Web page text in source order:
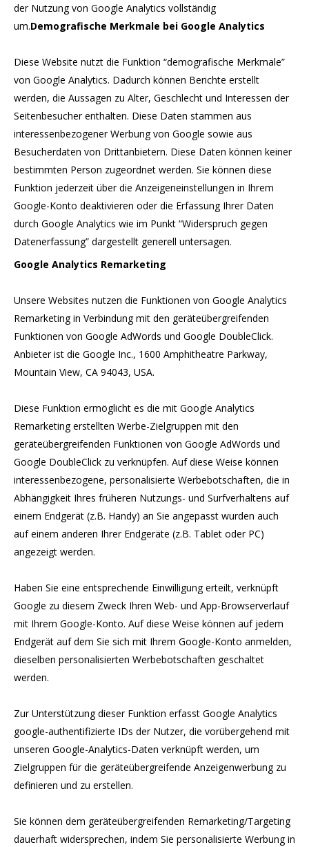
der Nutzung von Google Analytics vollständig
um.Demografische Merkmale bei Google Analytics
Diese Website nutzt die Funktion “demografische Merkmale”
von Google Analytics. Dadurch können Berichte erstellt
werden, die Aussagen zu Alter, Geschlecht und Interessen der
Seitenbesucher enthalten. Diese Daten stammen aus
interessenbezogener Werbung von Google sowie aus
Besucherdaten von Drittanbietern. Diese Daten können keiner
bestimmten Person zugeordnet werden. Sie können diese
Funktion jederzeit über die Anzeigeneinstellungen in Ihrem
Google-Konto deaktivieren oder die Erfassung Ihrer Daten
durch Google Analytics wie im Punkt “Widerspruch gegen
Datenerfassung” dargestellt generell untersagen.
Google Analytics Remarketing
Unsere Websites nutzen die Funktionen von Google Analytics
Remarketing in Verbindung mit den geräteübergreifenden
Funktionen von Google AdWords und Google DoubleClick.
Anbieter ist die Google Inc., 1600 Amphitheatre Parkway,
Mountain View, CA 94043, USA.
Diese Funktion ermöglicht es die mit Google Analytics
Remarketing erstellten Werbe-Zielgruppen mit den
geräteübergreifenden Funktionen von Google AdWords und
Google DoubleClick zu verknüpfen. Auf diese Weise können
interessenbezogene, personalisierte Werbebotschaften, die in
Abhängigkeit Ihres früheren Nutzungs- und Surfverhaltens auf
einem Endgerät (z.B. Handy) an Sie angepasst wurden auch
auf einem anderen Ihrer Endgeräte (z.B. Tablet oder PC)
angezeigt werden.
Haben Sie eine entsprechende Einwilligung erteilt, verknüpft
Google zu diesem Zweck Ihren Web- und App-Browserverlauf
mit Ihrem Google-Konto. Auf diese Weise können auf jedem
Endgerät auf dem Sie sich mit Ihrem Google-Konto anmelden,
dieselben personalisierten Werbebotschaften geschaltet
werden.
Zur Unterstützung dieser Funktion erfasst Google Analytics
google-authentifizierte IDs der Nutzer, die vorübergehend mit
unseren Google-Analytics-Daten verknüpft werden, um
Zielgruppen für die geräteübergreifende Anzeigenwerbung zu
definieren und zu erstellen.
Sie können dem geräteübergreifenden Remarketing/Targeting
dauerhaft widersprechen, indem Sie personalisierte Werbung in